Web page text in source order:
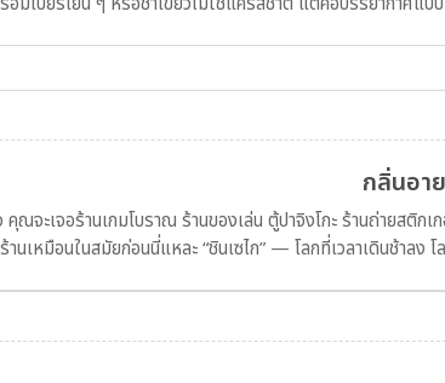
กลิ่นอา
คุณจะเจอร้านเกมโบราณ ร้านของเล่น ตู้ปาจิงโกะ ร้านถ่าย
นเหมือนในสมัยก่อนนี่แหละ “ชินเซไก” — โลกที่เวลาเดินช้าลง